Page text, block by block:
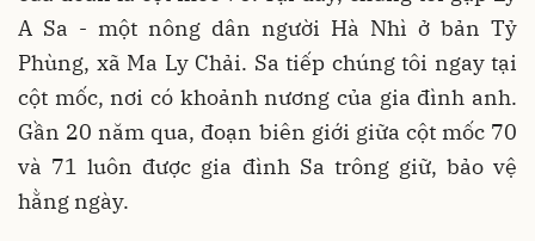
A Sa - một nông dân người Hà Nhì ở bản Tỷ
Phùng, xã Ma Ly Chải. Sa tiếp chúng tôi ngay tại
cột mốc, nơi có khoảnh nương của gia đình anh.
Gần 20 năm qua, đoạn biên giới giữa cột mốc 70
và 71 luôn được gia đình Sa trông giữ, bảo vệ
hằng ngày.